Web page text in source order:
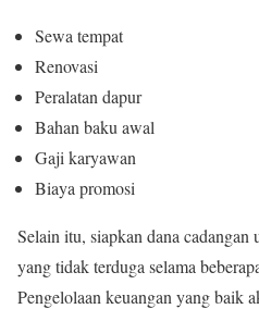
Sewa tempat
Renovasi
Peralatan dapur
Bahan baku awal
Gaji karyawan
Biaya promosi
Selain itu, siapkan dana
yang tidak terduga selama
Pengelolaan keuangan yang baik